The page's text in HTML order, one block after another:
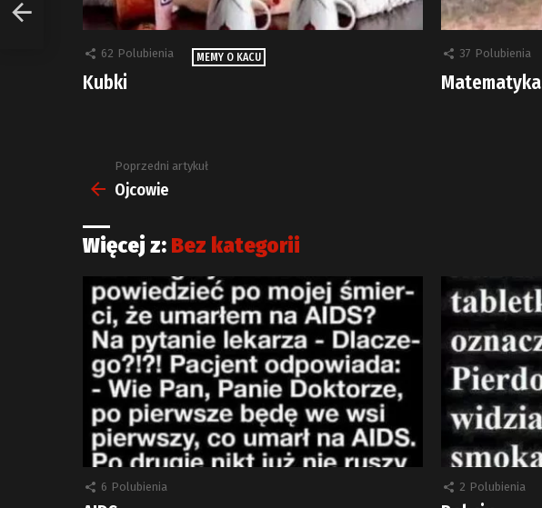
62 Polubienia MEMY O KACU
Kubki
37 Polubienia
Matematyka
Zobacz
więcej
Poprzedni artykuł
Ojcowie
Więcej z: Bez kategorii
6 Polubienia 2 Polubienia